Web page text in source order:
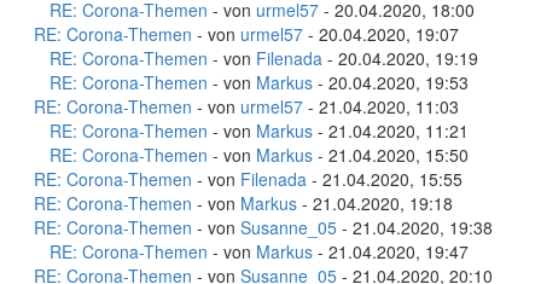
RE: Corona-Themen - von urmel57 - 20.04.2020, 18:00
RE: Corona-Themen - von urmel57 - 20.04.2020, 19:07
RE: Corona-Themen - von Filenada - 20.04.2020, 19:19
RE: Corona-Themen - von Markus - 20.04.2020, 19:53
RE: Corona-Themen - von urmel57 - 21.04.2020, 11:03
RE: Corona-Themen - von Markus - 21.04.2020, 11:21
RE: Corona-Themen - von Markus - 21.04.2020, 15:50
RE: Corona-Themen - von Filenada - 21.04.2020, 15:55
RE: Corona-Themen - von Markus - 21.04.2020, 19:18
RE: Corona-Themen - von Susanne_05 - 21.04.2020, 19:38
RE: Corona-Themen - von Markus - 21.04.2020, 19:47
RE: Corona-Themen - von Susanne_05 - 21.04.2020, 20:10